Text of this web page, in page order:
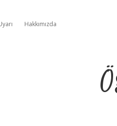
Hakkımızda